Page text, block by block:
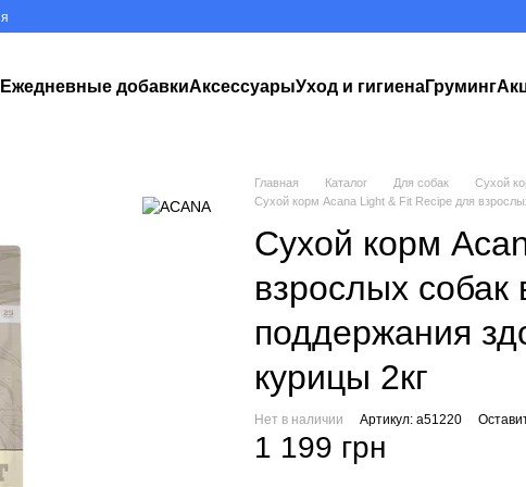
Ежедневные добавкиАксессуарыУход и гигиенаГруминг
Главная Каталог Для собак Сухой
Сухой корм Acana Light & Fit Recipe для
Сухой корм
взрослых собак
поддержания
курицы 2кг
Нет в наличии Артикул: a51220
1 199 грн